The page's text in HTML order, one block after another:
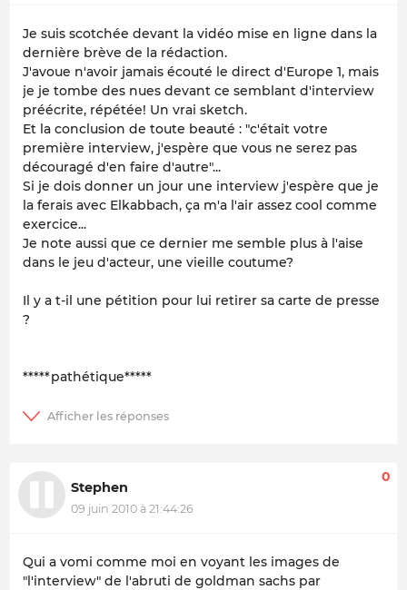
Je suis scotchée devant la vidéo mise en ligne dans la
dernière brève de la rédaction.
J'avoue n'avoir jamais écouté le direct d'Europe 1, mais
je je tombe des nues devant ce semblant d'interview
préécrite, répétée! Un vrai sketch.
Et la conclusion de toute beauté : "c'était votre
première interview, j'espère que vous ne serez pas
découragé d'en faire d'autre"...
Si je dois donner un jour une interview j'espère que je
la ferais avec Elkabbach, ça m'a l'air assez cool comme
exercice...
Je note aussi que ce dernier me semble plus à l'aise
dans le jeu d'acteur, une vieille coutume?
Il y a t-il une pétition pour lui retirer sa carte de presse
?
*****pathétique*****
Stephen
09 juin 2010 à 21:44:26
0
Qui a vomi comme moi en voyant les images de
"l'interview" de l'abruti de goldman sachs par